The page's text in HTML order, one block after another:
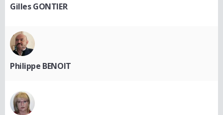
Gilles GONTIER
Philippe BENOIT